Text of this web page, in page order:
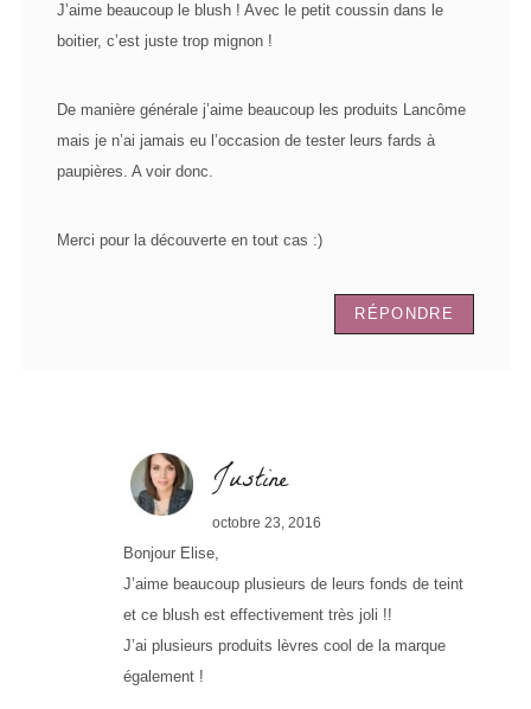
J’aime beaucoup le blush ! Avec le petit coussin dans le
boitier, c’est juste trop mignon !
De manière générale j’aime beaucoup les produits Lancôme
mais je n’ai jamais eu l’occasion de tester leurs fards à
paupières. A voir donc.
Merci pour la découverte en tout cas :)
RÉPONDRE
Justine
octobre 23, 2016
Bonjour Elise,
J’aime beaucoup plusieurs de leurs fonds de teint
et ce blush est effectivement très joli !!
J’ai plusieurs produits lèvres cool de la marque
également !